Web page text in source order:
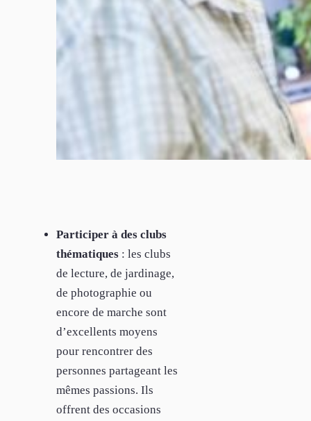
Participer à des clubs
thématiques : les clubs
de lecture, de jardinage,
de photographie ou
encore de marche sont
d’excellents moyens
pour rencontrer des
personnes partageant les
mêmes passions. Ils
offrent des occasions